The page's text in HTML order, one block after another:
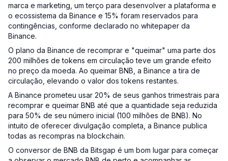
marca e marketing, um terço para desenvolver a plataforma e
o ecossistema da Binance e 15% foram reservados para
contingências, conforme declarado no whitepaper da
Binance.
O plano da Binance de recomprar e "queimar" uma parte dos
200 milhões de tokens em circulação teve um grande efeito
no preço da moeda. Ao queimar BNB, a Binance a tira de
circulação, elevando o valor dos tokens restantes.
A Binance prometeu usar 20% de seus ganhos trimestrais para
recomprar e queimar BNB até que a quantidade seja reduzida
para 50% de seu número inicial (100 milhões de BNB). No
intuito de oferecer divulgação completa, a Binance publica
todas as recompras na blockchain.
O conversor de BNB da Bitsgap é um bom lugar para começar